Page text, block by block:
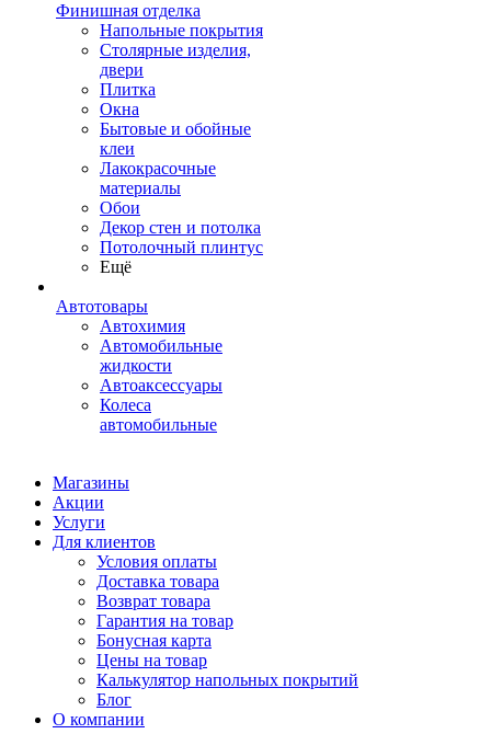
Финишная отделка
Напольные покрытия
Столярные изделия,
двери
Плитка
Окна
Бытовые и обойные
клеи
Лакокрасочные
материалы
Обои
Декор стен и потолка
Потолочный плинтус
Ещё
Автотовары
Автохимия
Автомобильные
жидкости
Автоаксессуары
Колеса
автомобильные
Магазины
Акции
Услуги
Для клиентов
Условия оплаты
Доставка товара
Возврат товара
Гарантия на товар
Бонусная карта
Цены на товар
Калькулятор напольных покрытий
Блог
О компании